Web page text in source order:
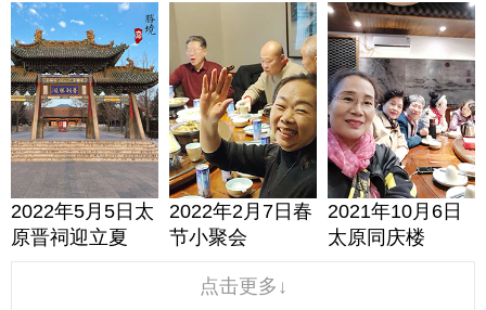
2022年5月5日太
原晋祠迎立夏
2022年2月7日春
节小聚会
2021年10月6日
太原同庆楼
点击更多↓